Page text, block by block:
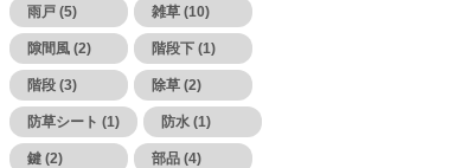
雨戸 (5) 雑草 (10)
隙間風 (2) 階段下 (1)
階段 (3) 除草 (2)
防草シート (1) 防水 (1)
鍵 (2) 部品 (4)